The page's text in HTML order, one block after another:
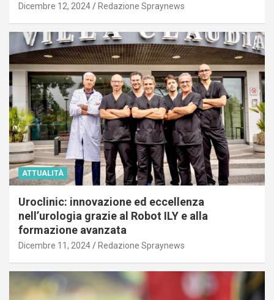
Dicembre 12, 2024 Redazione Spraynews
ATTUALITÀ
Uroclinic: innovazione ed eccellenza
nell’urologia grazie al Robot ILY e alla
formazione avanzata
Dicembre 11, 2024 Redazione Spraynews